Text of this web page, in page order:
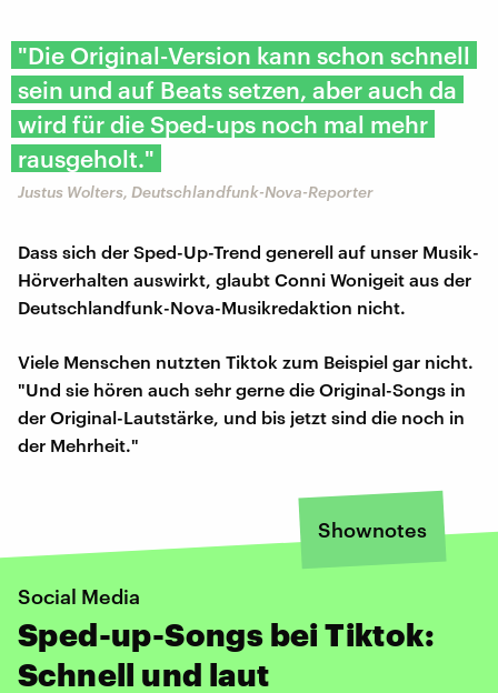
"Die Original-Version kann schon schnell
sein und auf Beats setzen, aber auch da
wird für die Sped-ups noch mal mehr
rausgeholt."
Justus Wolters, Deutschlandfunk-Nova-Reporter
Dass sich der Sped-Up-Trend generell auf unser Musik-
Hörverhalten auswirkt, glaubt Conni Wonigeit aus der
Deutschlandfunk-Nova-Musikredaktion nicht.
Viele Menschen nutzten Tiktok zum Beispiel gar nicht.
"Und sie hören auch sehr gerne die Original-Songs in
der Original-Lautstärke, und bis jetzt sind die noch in
der Mehrheit."
Shownotes
Social Media
Sped-up-Songs bei Tiktok:
Schnell und laut